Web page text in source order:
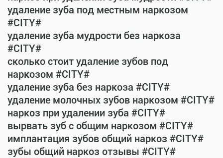
удаление зуба под местным наркозом
#CITY#
удаление зуба мудрости без наркоза
#CITY#
сколько стоит удаление зубов под
наркозом #CITY#
удаление зуба без наркоза #CITY#
удаление молочных зубов наркозом #CITY#
наркоз при удалении зуба #CITY#
вырвать зуб с общим наркозом #CITY#
имплантация зубов общий наркоз #CITY#
зубы общий наркоз отзывы #CITY#